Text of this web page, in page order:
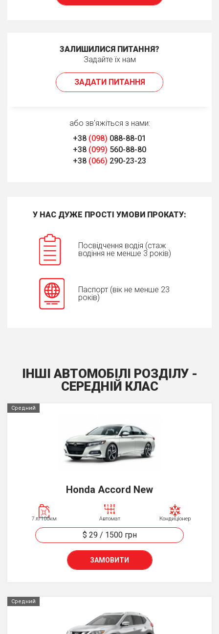
ЗАЛИШИЛИСЯ ПИТАННЯ?
Задайте їх нам
ЗАДАТИ ПИТАННЯ
або зв'яжіться з нами:
+38 (098) 088-88-01
+38 (099) 560-88-80
+38 (066) 290-23-23
У НАС ДУЖЕ ПРОСТІ УМОВИ ПРОКАТУ:
Посвідчення водія (стаж
водіння не менше 3 років)
Паспорт (вік не менше 23
років)
ІНШІ АВТОМОБІЛІ РОЗДІЛУ -
СЕРЕДНIЙ КЛАС
Средний
Honda Accord New
7 л/100км Автомат Кондиціонер
$ 29/ 1500 грн
ЗАМОВИТИ
Средний